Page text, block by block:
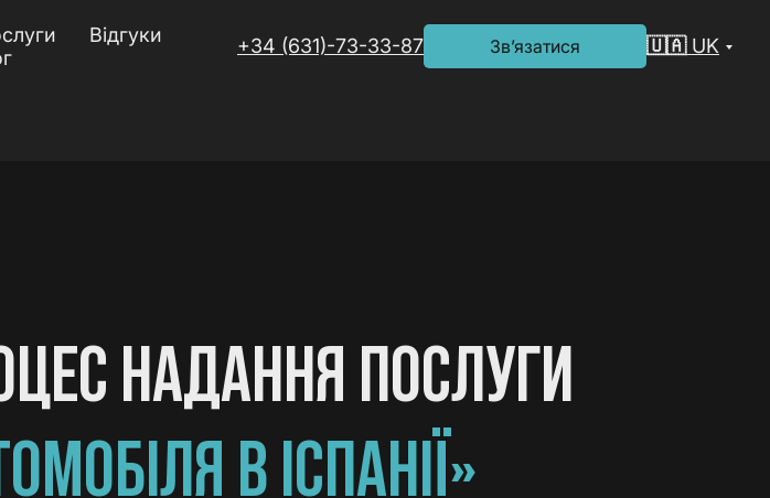
Відгуки
+34 (631)-73-33-87 Зв’язатися 🇺🇦 UK
НАДАННЯ ПОСЛУГИ
В ІСПАНІЇ»